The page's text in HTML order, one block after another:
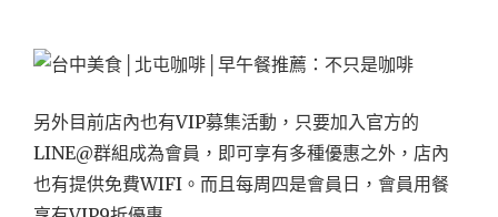
另外目前店內也有VIP募集活動，只要加入官方的
LINE@群組成為會員，即可享有多種優惠之外，店內
也有提供免費WIFI。而且每周四是會員日，會員用餐